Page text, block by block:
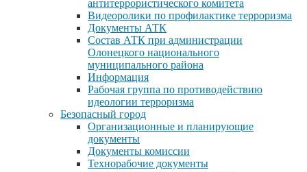
антитеррористического комитета
Видеоролики по профилактике терроризма
Документы АТК
Состав АТК при администрации
Олонецкого национального
муниципального района
Информация
Рабочая группа по противодействию
идеологии терроризма
Безопасный город
Организационные и планирующие
документы
Документы комиссии
Технорабочие документы